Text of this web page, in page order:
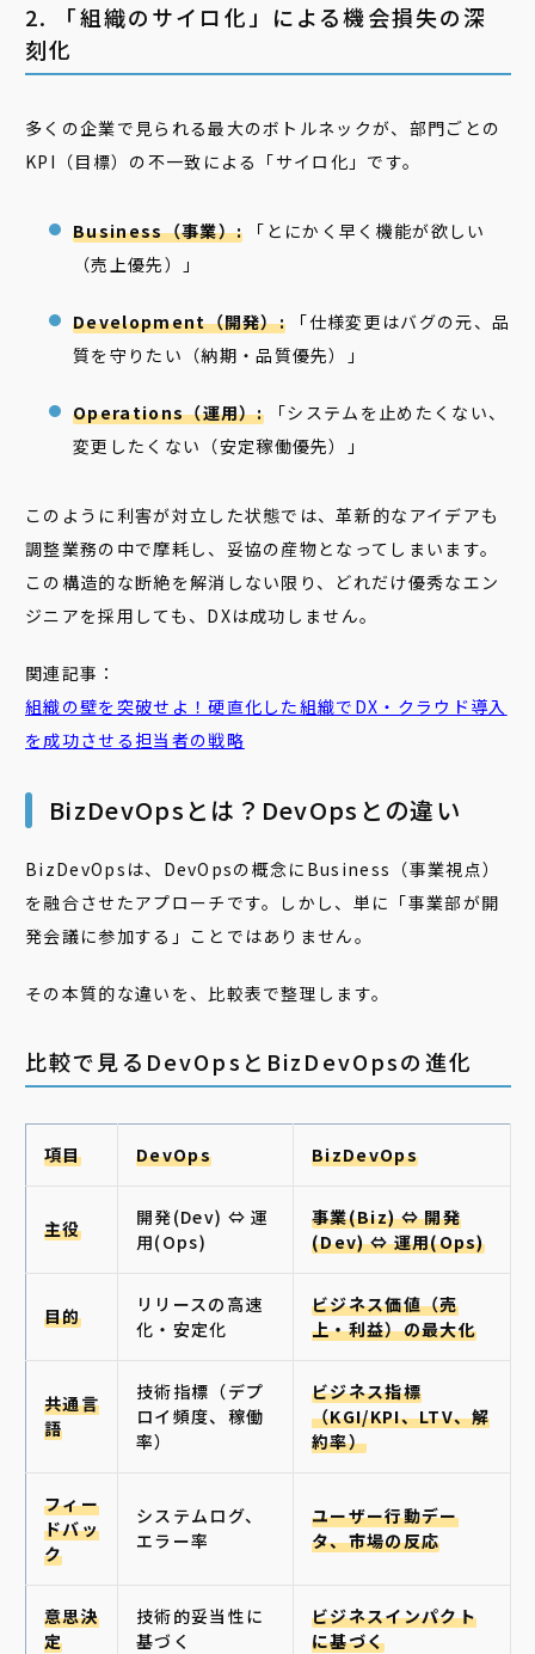
2. 「組織のサイロ化」による機会損失の深
刻化
多くの企業で見られる最大のボトルネックが、部門ごとの
KPI（目標）の不一致による「サイロ化」です。
Business（事業）: 「とにかく早く機能が欲しい
（売上優先）」
Development（開発）: 「仕様変更はバグの元、品
質を守りたい（納期・品質優先）」
Operations（運用）:「システムを止めたくない、
変更したくない（安定稼働優先）」
このように利害が対立した状態では、革新的なアイデアも
調整業務の中で摩耗し、妥協の産物となってしまいます。
この構造的な断絶を解消しない限り、どれだけ優秀なエン
ジニアを採用しても、DXは成功しません。
関連記事：
組織の壁を突破せよ！硬直化した組織でDX・クラウド導入
を成功させる担当者の戦略
BizDevOpsとは？DevOpsとの違い
BizDevOpsは、DevOpsの概念にBusiness（事業視点）
を融合させたアプローチです。しかし、単に「事業部が開
発会議に参加する」ことではありません。
その本質的な違いを、比較表で整理します。
比較で見るDevOpsとBizDevOpsの進化
項目 DevOps BizDevOps
主役
開発(Dev) ⇔ 運
用(Ops)
事業(Biz) ⇔ 開発
(Dev) ⇔ 運用(Ops)
目的
リリースの高速
化・安定化
ビジネス価値（売
上・利益）の最大化
共通言
語
技術指標（デプ
ロイ頻度、稼働
率）
ビジネス指標
（KGI/KPI、LTV、解
約率）
フィー
ドバッ
ク
システムログ、
エラー率
ユーザー行動デー
タ、市場の反応
意思決
定
技術的妥当性に
基づく
ビジネスインパクト
に基づく